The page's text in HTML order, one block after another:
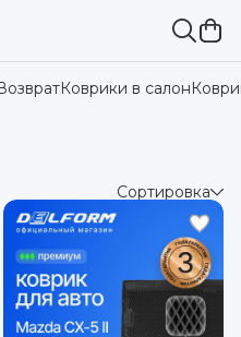
Коврики в салон
Сортировка